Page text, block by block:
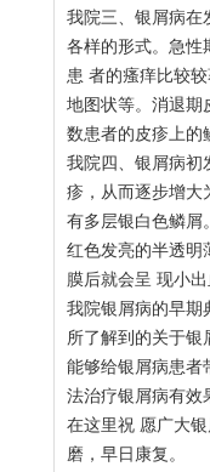
我院三、银屑病在
各样的形式。急性
患 者的瘙痒比较
地图状等。消退期
数患者的皮疹上的
我院四、银屑病初
疹，从而逐步增大
有多层银白色鳞屑
红色发亮的半透明
膜后就会呈 现小
我院银屑病的早期
所了解到的关于银
能够给银屑病患者
法治疗银屑病有效
在这里祝 愿广大
磨，早日康复。